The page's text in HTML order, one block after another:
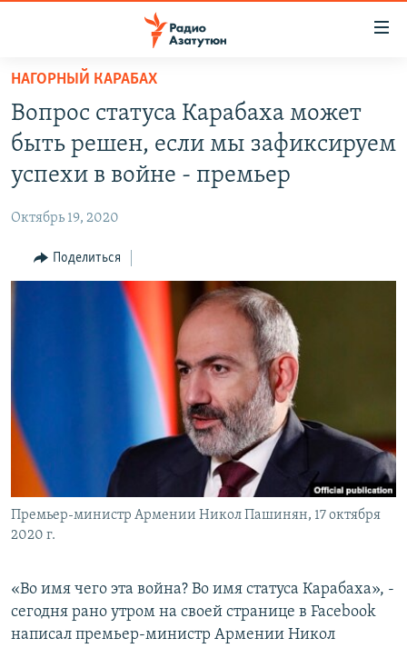
Перейти
основному
содержанию
основной
навигации
Перейти
НОВОСТИ
ПОЛИТИКА
ЭКОНОМИКА
РЕГИОН
НАГОРНЫЙ КАРАБАХ
Հայերեն
English
Русский
НАГОРНЫЙ КАРАБАХ
Вопрос статуса Карабаха может
быть решен, если мы зафиксируем
успехи в войне - премьер
Октябрь 19, 2020
Поделиться
Премьер-министр Армении Никол Пашинян, 17 октября
2020 г.
«Во имя чего эта война? Во имя статуса Карабаха», -
сегодня рано утром на своей странице в Facebook
написал премьер-министр Армении Никол